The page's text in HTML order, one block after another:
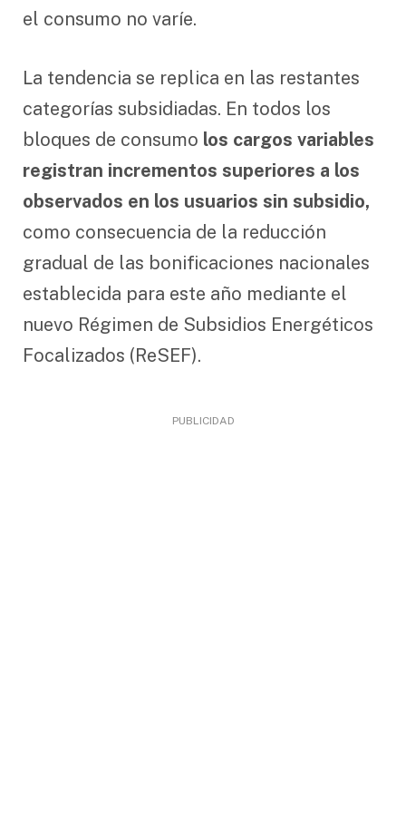
el consumo no varíe.
La tendencia se replica en las restantes
categorías subsidiadas. En todos los
bloques de consumo los cargos variables
registran incrementos superiores a los
observados en los usuarios sin subsidio,
como consecuencia de la reducción
gradual de las bonificaciones nacionales
establecida para este año mediante el
nuevo Régimen de Subsidios Energéticos
Focalizados (ReSEF).
PUBLICIDAD